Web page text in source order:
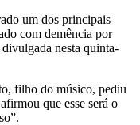
um dos principais
com demência por
nesta quinta-
filho do músico, pediu
que esse será o